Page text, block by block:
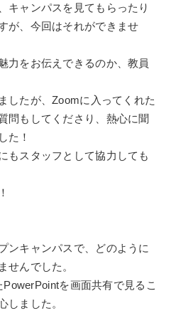
キャンパスを見てもらったり
が、今回はそれができませ
力をお伝えできるのか、教員
したが、Zoomに入ってくれた
問もしてくださり、熱心に聞
た！
もスタッフとして協力しても
ンキャンパスで、どのように
せんでした。
を画面共有で見るこ
しました。